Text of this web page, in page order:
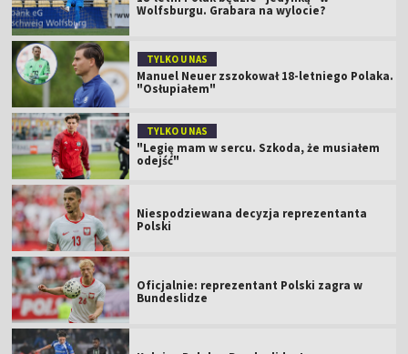
Wolfsburgu. Grabara na wylocie?
TYLKO U NAS
Manuel Neuer zszokował 18-letniego Polaka.
"Osłupiałem"
TYLKO U NAS
"Legię mam w sercu. Szkoda, że musiałem
odejść"
Niespodziewana decyzja reprezentanta
Polski
Oficjalnie: reprezentant Polski zagra w
Bundeslidze